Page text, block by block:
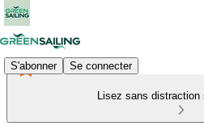
S'abonner Se connecter
Lisez sans